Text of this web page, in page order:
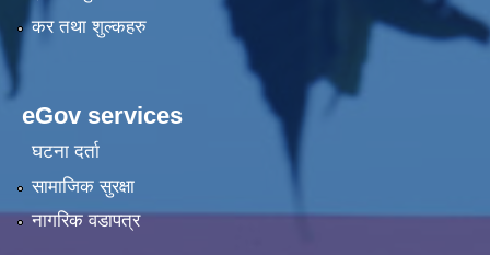
कर तथा शुल्कहरु
eGov services
घटना दर्ता
सामाजिक सुरक्षा
नागरिक वडापत्र